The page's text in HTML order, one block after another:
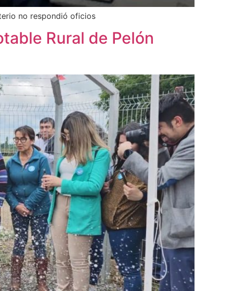
no respondió oficios
Rural de Pelón